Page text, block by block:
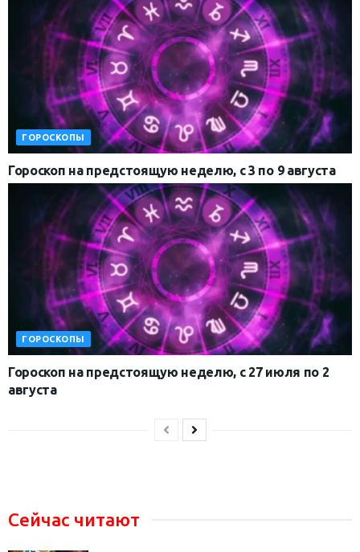
ГОРОСКОПЫ
Гороскоп на предстоящую неделю, с 3 по 9 августа
ГОРОСКОПЫ
Гороскоп на предстоящую неделю, с 27 июля по 2
августа
Сейчас читают